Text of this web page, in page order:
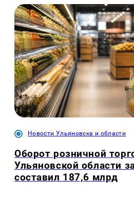
Новости Ульяновска и области
Оборот розничной
Ульяновской области
составил 187,6 млрд